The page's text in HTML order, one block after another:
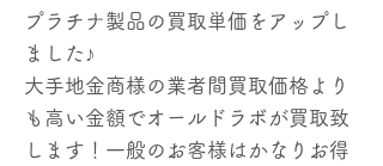
プラチナ製品の買取単価をアップし
ました♪
大手地金商様の業者間買取価格より
も高い金額でオールドラボが買取致
します！一般のお客様はかなりお得